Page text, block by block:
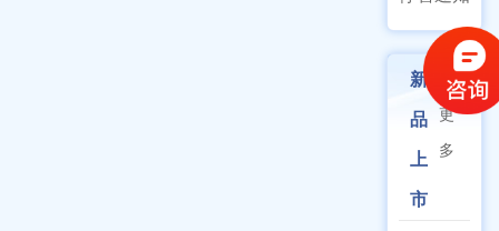
新
品
上
市
更
多